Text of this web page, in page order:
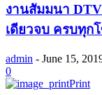
งานสัมมนา DTV
เดียวจบ ครบทุก
admin - June 15,
0
Print